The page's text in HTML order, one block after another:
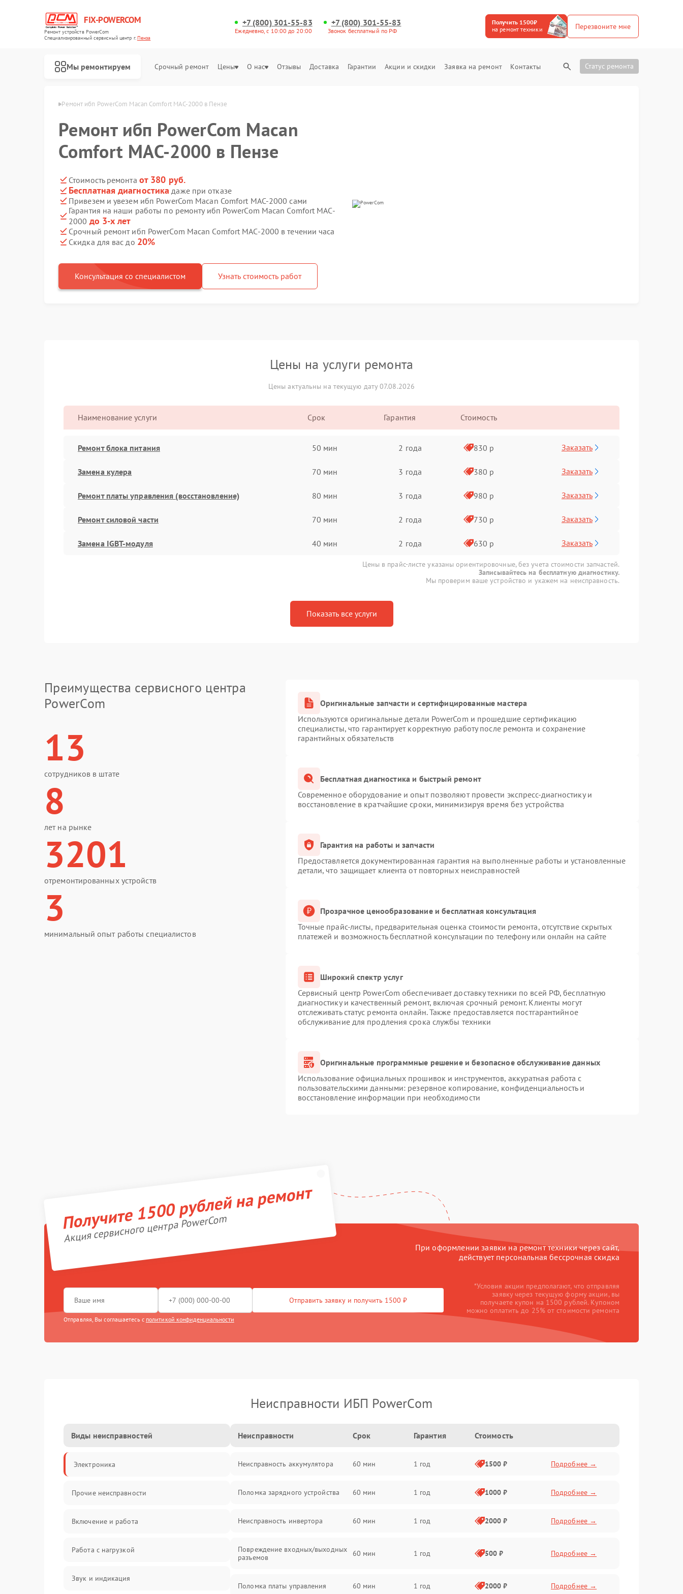
FIX-POWERCOM
Ремонт устройств PowerCom
Специализированный cервисный центр г.Пенза
+7 (800) 301-55-83
Ежедневно, с 10:00 до 20:00
+7 (800) 301-55-83
Звонок бесплатный по РФ
Получить 1500₽
на ремонт техники
Перезвоните мне
Мы ремонтируем Срочный ремонт Цены О нас Отзывы Доставка Гарантии Акции и скидки Заявка на ремонт Контакты Статус ремонта
PowerCom в Пензе Ремонт ибп PowerCom Macan Comfort MAC-2000 в Пензе
Ремонт ибп PowerCom Macan
Comfort MAC-2000 в Пензе
Стоимость ремонта от 380 руб.
Бесплатная диагностика даже при отказе
Привезем и увезем ибп PowerCom Macan Comfort MAC-2000 сами
Гарантия на наши работы по ремонту ибп PowerCom Macan Comfort MAC-
2000 до 3-х лет
Срочный ремонт ибп PowerCom Macan Comfort MAC-2000 в течении часа
Скидка для вас до 20%
Консультация со специалистом Узнать стоимость работ
Цены на услуги ремонта
Цены актуальны на текущую дату 07.08.2026
Наименование услуги Срок Гарантия Стоимость
Ремонт блока питания 50 мин 2 года 830 р Заказать
Замена кулера 70 мин 3 года 380 р Заказать
Ремонт платы управления (восстановление) 80 мин 3 года 980 р Заказать
Ремонт силовой части 70 мин 2 года 730 р Заказать
Замена IGBT-модуля 40 мин 2 года 630 р Заказать
Цены в прайс-листе указаны ориентировочные, без учета стоимости запчастей.
Записывайтесь на бесплатную диагностику.
Мы проверим ваше устройство и укажем на неисправность.
Показать все услуги
Преимущества сервисного центра
PowerCom
13
сотрудников в штате
8
лет на рынке
3201
отремонтированных устройств
3
минимальный опыт работы специалистов
Оригинальные запчасти и сертифицированные мастера
Используются оригинальные детали PowerCom и прошедшие сертификацию
специалисты, что гарантирует корректную работу после ремонта и сохранение
гарантийных обязательств
Бесплатная диагностика и быстрый ремонт
Современное оборудование и опыт позволяют провести экспресс-диагностику и
восстановление в кратчайшие сроки, минимизируя время без устройства
Гарантия на работы и запчасти
Предоставляется документированная гарантия на выполненные работы и установленные
детали, что защищает клиента от повторных неисправностей
Прозрачное ценообразование и бесплатная консультация
Точные прайс-листы, предварительная оценка стоимости ремонта, отсутствие скрытых
платежей и возможность бесплатной консультации по телефону или онлайн на сайте
Широкий спектр услуг
Сервисный центр PowerCom обеспечивает доставку техники по всей РФ, бесплатную
диагностику и качественный ремонт, включая срочный ремонт. Клиенты могут
отслеживать статус ремонта онлайн. Также предоставляется постгарантийное
обслуживание для продления срока службы техники
Оригинальные программные решение и безопасное обслуживание данных
Использование официальных прошивок и инструментов, аккуратная работа с
пользовательскими данными: резервное копирование, конфиденциальность и
восстановление информации при необходимости
Получите 1500 рублей на ремонт
Акция сервисного центра PowerCom
При оформлении заявки на ремонт техники через сайт,
действует персональная бессрочная скидка
Отправить заявку и получить 1500 ₽
Отправляя, Вы соглашаетесь с политикой конфиденциальности
*Условия акции предполагают, что отправляя
заявку через текущую форму акции, вы
получаете купон на 1500 рублей. Купоном
можно оплатить до 25% от стоимости ремонта
Неисправности ИБП PowerCom
Виды неисправностей
Электроника
Прочие неисправности
Включение и работа
Работа с нагрузкой
Звук и индикация
Неисправности Срок Гарантия Стоимость
Неисправность аккумулятора 60 мин 1 год 1500 ₽ Подробнее →
Поломка зарядного устройства 60 мин 1 год 1000 ₽ Подробнее →
Неисправность инвертора 60 мин 1 год 2000 ₽ Подробнее →
Повреждение входных/выходных
разъемов
60 мин 1 год 500 ₽ Подробнее →
Поломка платы управления 60 мин 1 год 2000 ₽ Подробнее →